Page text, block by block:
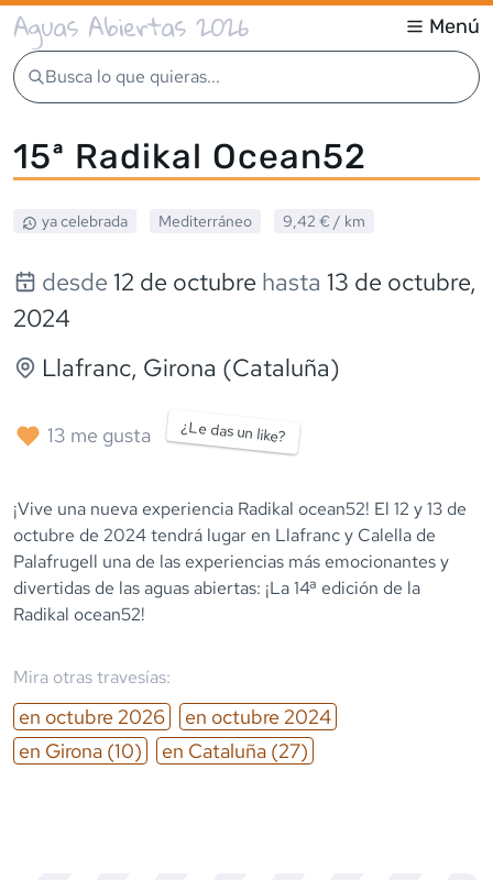
Aguas Abiertas 2026 Menú
Busca lo que quieras...
15ª Radikal Ocean52
ya celebrada Mediterráneo 9,42 € / km
desde 12 de octubre hasta 13 de octubre,
2024
Llafranc, Girona (Cataluña)
13 me gusta ¿Le das un like?
¡Vive una nueva experiencia Radikal ocean52! El 12 y 13 de
octubre de 2024 tendrá lugar en Llafranc y Calella de
Palafrugell una de las experiencias más emocionantes y
divertidas de las aguas abiertas: ¡La 14ª edición de la
Radikal ocean52!
Mira otras travesías:
en octubre 2026 en octubre 2024
en Girona (10) en Cataluña (27)